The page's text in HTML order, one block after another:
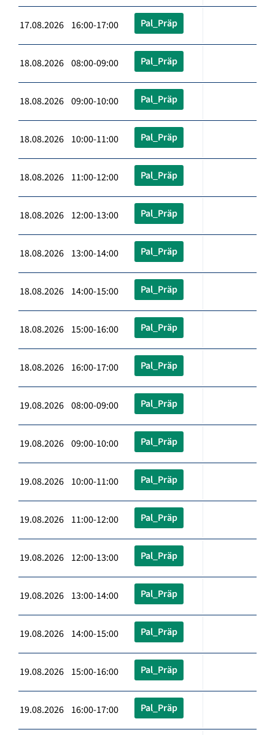
17.08.2026 16:00-17:00 Pal_Präp
18.08.2026 08:00-09:00 Pal_Präp
18.08.2026 09:00-10:00 Pal_Präp
18.08.2026 10:00-11:00 Pal_Präp
18.08.2026 11:00-12:00 Pal_Präp
18.08.2026 12:00-13:00 Pal_Präp
18.08.2026 13:00-14:00 Pal_Präp
18.08.2026 14:00-15:00 Pal_Präp
18.08.2026 15:00-16:00 Pal_Präp
18.08.2026 16:00-17:00 Pal_Präp
19.08.2026 08:00-09:00 Pal_Präp
19.08.2026 09:00-10:00 Pal_Präp
19.08.2026 10:00-11:00 Pal_Präp
19.08.2026 11:00-12:00 Pal_Präp
19.08.2026 12:00-13:00 Pal_Präp
19.08.2026 13:00-14:00 Pal_Präp
19.08.2026 14:00-15:00 Pal_Präp
19.08.2026 15:00-16:00 Pal_Präp
19.08.2026 16:00-17:00 Pal_Präp